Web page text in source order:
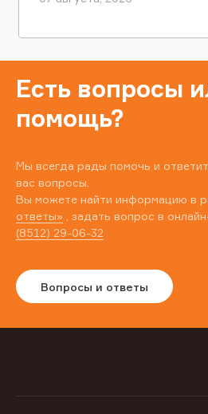
Есть вопросы
помощь?
Мы всегда рады помочь и
вас вопросы.
Вы можете найти информацию в
ответы» , задать вопрос в
(8512) 29-06-32
Вопросы и ответы